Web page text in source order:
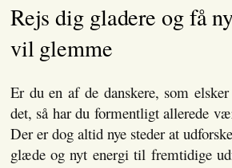
Rejs dig gladere og få
vil glemme
Er du en af de danskere, som
det, så har du formentligt allerede
Der er dog altid nye steder at
glæde og nyt energi til fremtidige